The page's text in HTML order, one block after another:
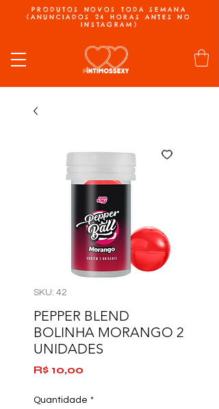
PRODUTOS NOVOS TODA SEMANA
(ANUNCIADOS 24 HORAS ANTES NO
INSTAGRAM)
SKU: 42
PEPPER BLEND
BOLINHA MORANGO 2
UNIDADES
R$ 10,00
Quantidade *